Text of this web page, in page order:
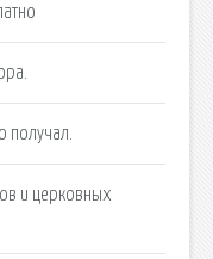
получал.
и церковных